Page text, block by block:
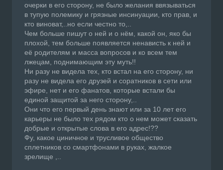
очерки в его сторону, не было желания ввязываться
в тупую полемику и грязные инсинуации, кто прав, и
кто виноват,..но если честно то,..
Чем больше пишут о ней и о нём, какой он, яко бы
плохой, тем больше появляется ненависть к ней и
её родителям и масса вопросов и ко всем тем
лжецам, поднимающим эту муть!!
Ни разу не видела тех, кто встал на его сторону, ни
разу не видела его друзей и соратников в сети или
эфире, нет и его фанатов, которые встали бы
единой защитой за него сторону,..
Они что его первый день знают или за 10 лет его
карьеры не было тех рядом кто о нем может сказать
добрые и открытые слова в его адрес!??
Фу, какое циничное и трусливое общество
сплетников со смартфонами в руках, жалкое
зрелище ,..